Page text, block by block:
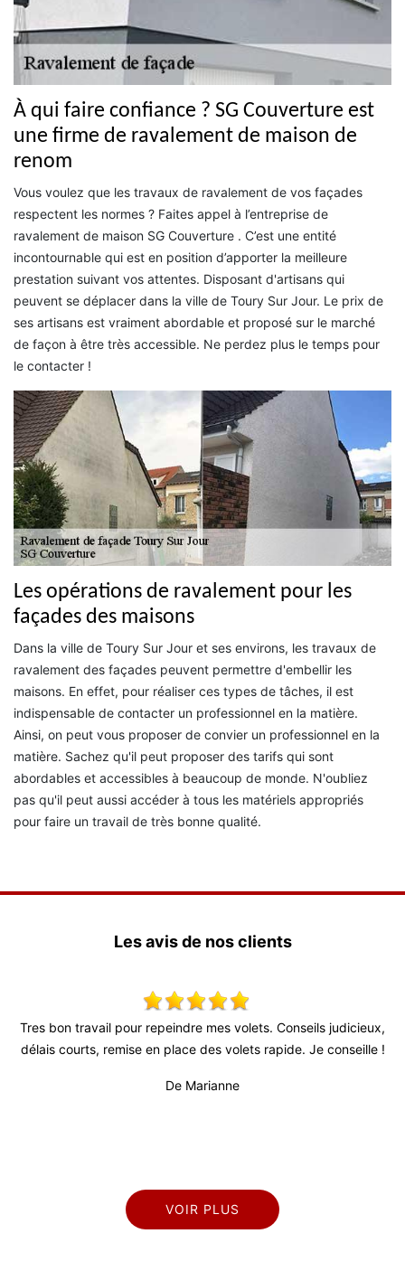
À qui faire confiance ? SG Couverture est
une firme de ravalement de maison de
renom
Vous voulez que les travaux de ravalement de vos façades
respectent les normes ? Faites appel à l’entreprise de
ravalement de maison SG Couverture . C’est une entité
incontournable qui est en position d’apporter la meilleure
prestation suivant vos attentes. Disposant d'artisans qui
peuvent se déplacer dans la ville de Toury Sur Jour. Le prix de
ses artisans est vraiment abordable et proposé sur le marché
de façon à être très accessible. Ne perdez plus le temps pour
le contacter !
Les opérations de ravalement pour les
façades des maisons
Dans la ville de Toury Sur Jour et ses environs, les travaux de
ravalement des façades peuvent permettre d'embellir les
maisons. En effet, pour réaliser ces types de tâches, il est
indispensable de contacter un professionnel en la matière.
Ainsi, on peut vous proposer de convier un professionnel en la
matière. Sachez qu'il peut proposer des tarifs qui sont
abordables et accessibles à beaucoup de monde. N'oubliez
pas qu'il peut aussi accéder à tous les matériels appropriés
pour faire un travail de très bonne qualité.
Les avis de nos clients
pour repeindre mes volets. Conseils judicieux,
remise en place des volets rapide. Je conseille !
Très bon
fiable (surtout
VOIR PLUS